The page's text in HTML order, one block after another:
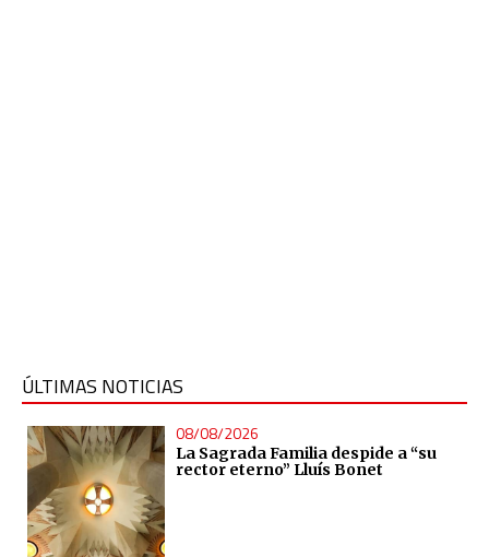
ÚLTIMAS NOTICIAS
08/08/2026
La Sagrada Familia despide a “su
rector eterno” Lluís Bonet